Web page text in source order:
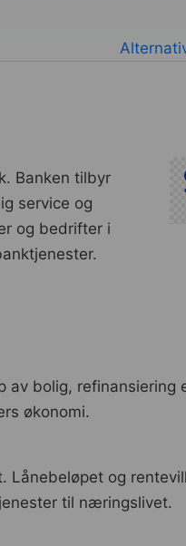
Banken tilbyr
service og
og bedrifter i
bolig, refinansiering
økonomi.
og
til næringslivet.